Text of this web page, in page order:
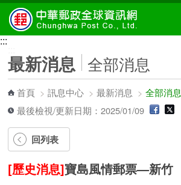
跳到主要內容區塊
:::
最新消息 全部消息
首頁 >訊息中心 >最新消息 >全部消息
最後檢視/更新日期：2025/01/09
回列表
[歷史消息]寶島風情郵票—新竹